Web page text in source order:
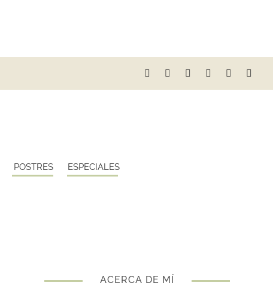
POSTRES ESPECIALES
ACERCA DE MÍ